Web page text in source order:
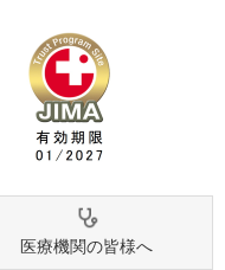
医療機関の皆様へ